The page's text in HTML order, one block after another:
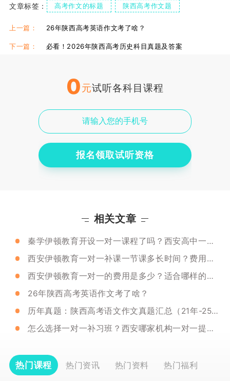
文章标签： 高考作文的标题 陕西高考作文题
伊顿高中一对一补习
上一篇： 26年陕西高考英语作文考了啥？
下一篇： 必看！2026年陕西高考历史科目真题及答案
0元试听各科目课程
报名领取试听资格
相关文章
秦学伊顿教育开设一对一课程了吗？西安高中一对一课程有用吗？
西安伊顿教育一对一补课一节课多长时间？费用是多少？
西安伊顿教育一对一的费用是多少？适合哪样的学生选择？
26年陕西高考英语作文考了啥？
历年真题：陕西高考语文作文真题汇总（21年-25年）
怎么选择一对一补习班？西安哪家机构一对一提分效果好？
热门课程 热门资讯 热门资料 热门福利